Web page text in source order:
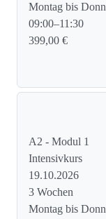
Montag bis
09:00–11:30
399,00 €
A2 - Modul 1
Intensivkurs
19.10.2026
3 Wochen
Montag bis